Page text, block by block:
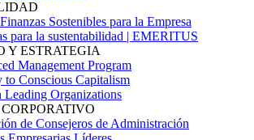
Sostenibles para la Empresa
para la sustentabilidad | EMERITUS
Y ESTRATEGIA
Management Program
to Conscious Capitalism
Leading Organizations
de Consejeros de Administración